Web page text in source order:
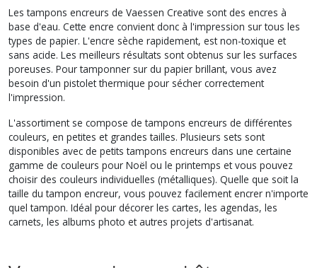
Les tampons encreurs de Vaessen Creative sont des encres à
base d'eau. Cette encre convient donc à l'impression sur tous les
types de papier. L'encre sèche rapidement, est non-toxique et
sans acide. Les meilleurs résultats sont obtenus sur les surfaces
poreuses. Pour tamponner sur du papier brillant, vous avez
besoin d'un pistolet thermique pour sécher correctement
l'impression.
L'assortiment se compose de tampons encreurs de différentes
couleurs, en petites et grandes tailles. Plusieurs sets sont
disponibles avec de petits tampons encreurs dans une certaine
gamme de couleurs pour Noël ou le printemps et vous pouvez
choisir des couleurs individuelles (métalliques). Quelle que soit la
taille du tampon encreur, vous pouvez facilement encrer n'importe
quel tampon. Idéal pour décorer les cartes, les agendas, les
carnets, les albums photo et autres projets d'artisanat.